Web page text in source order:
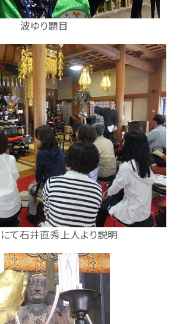
波ゆり題目
て石井直秀上人より説明